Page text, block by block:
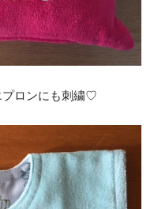
プロンにも刺繍♡